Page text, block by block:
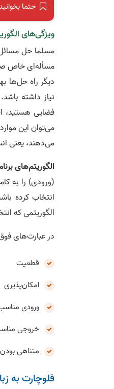
حتما
ویژگی‌های
مسلما حل
مسأله‌ای خاص
دیگر راه حل‌ها
نیاز داشته
فضایی هستید،
می‌توان این
می‌دهند، یعنی
الگوریتم‌های
(ورودی) را به
انتخاب کرده
الگوریتمی که
در عبارت‌های
قطعیت
امکان‌پذیری
ورودی
خروجی
متناهی بودن
فلوچارت به